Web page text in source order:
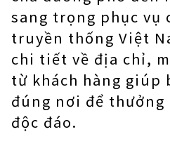
sang trọng phục vụ
truyền thống Việt
chi tiết về địa chỉ,
từ khách hàng giúp
đúng nơi để thưởng
độc đáo.